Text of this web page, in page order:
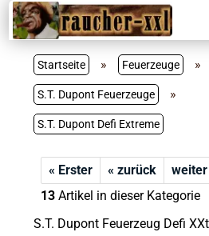
Startseite » Feuerzeuge »
S.T. Dupont Feuerzeuge »
S.T. Dupont Defi Extreme
« Erster « zurück weiter
13Artikel in dieser Kategorie
S.T. Dupont Feuerzeug Defi